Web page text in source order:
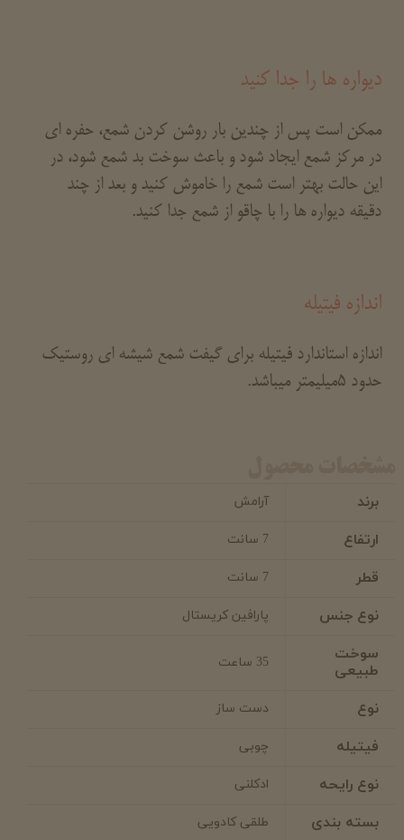
دیواره ها را جدا کنید
ممکن است پس از چندین بار روشن کردن شمع، حفره ای
در مرکز شمع ایجاد شود و باعث سوخت بد شمع شود، در
این حالت بهتر است شمع را خاموش کنید و بعد از چند
دقیقه دیواره ها را با چاقو از شمع جدا کنید.
اندازه فیتیله
اندازه استاندارد فیتیله برای گیفت شمع شیشه ای روستیک
حدود 5میلیمتر میباشد.
برند آرامش
ارتفاع 7 سانت
قطر 7 سانت
نوع جنس پارافین کریستال
سوخت
طبیعی
35 ساعت
نوع دست ساز
فیتیله چوبی
نوع رایحه ادکلنی
بسته بندی طلقی کادویی